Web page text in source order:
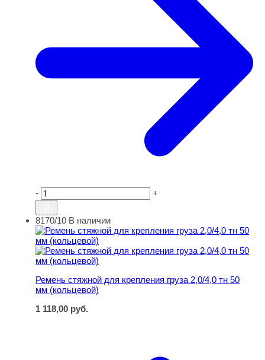
- +
Ремень стяжной для крепления груза 2,0/4,0 тн 50 мм
8170/10 В наличии
Ремень стяжной для крепления груза 2,0/4,0 тн 50
мм (кольцевой)
1 118,00 руб.